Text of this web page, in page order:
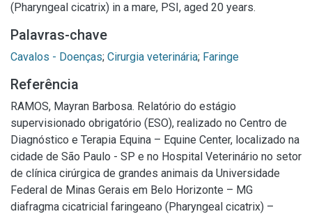
(Pharyngeal cicatrix) in a mare, PSI, aged 20 years.
Palavras-chave
Cavalos - Doenças; Cirurgia veterinária; Faringe
Referência
RAMOS, Mayran Barbosa. Relatório do estágio
supervisionado obrigatório (ESO), realizado no Centro de
Diagnóstico e Terapia Equina – Equine Center, localizado na
cidade de São Paulo - SP e no Hospital Veterinário no setor
de clínica cirúrgica de grandes animais da Universidade
Federal de Minas Gerais em Belo Horizonte – MG
diafragma cicatricial faringeano (Pharyngeal cicatrix) –